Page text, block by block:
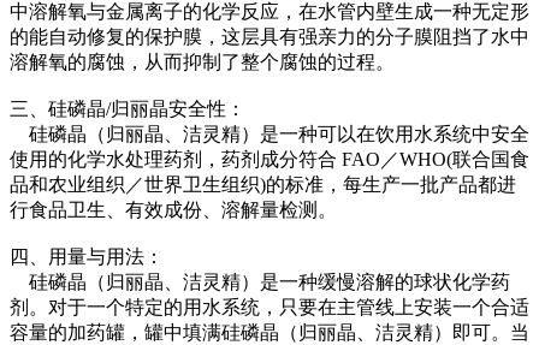
中溶解氧与金属离子的化学反应，在水管内壁生成一种无定形
的能自动修复的保护膜，这层具有强亲力的分子膜阻挡了水中
溶解氧的腐蚀，从而抑制了整个腐蚀的过程。
三、硅磷晶/归丽晶安全性：
硅磷晶（归丽晶、洁灵精）是一种可以在饮用水系统中安全
使用的化学水处理药剂，药剂成分符合 FAO／WHO(联合国食
品和农业组织／世界卫生组织)的标准，每生产一批产品都进
行食品卫生、有效成份、溶解量检测。
四、用量与用法：
硅磷晶（归丽晶、洁灵精）是一种缓慢溶解的球状化学药
剂。对于一个特定的用水系统，只要在主管线上安装一个合适
容量的加药罐，罐中填满硅磷晶（归丽晶、洁灵精）即可。当